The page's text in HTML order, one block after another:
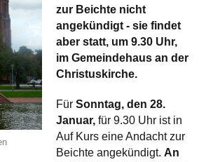
zur Beichte nicht
angekündigt - sie findet
aber statt, um 9.30 Uhr,
im Gemeindehaus an der
Christuskirche.
Für Sonntag, den 28.
Januar, für 9.30 Uhr ist in
Auf Kurs eine Andacht zur
Beichte angekündigt. An